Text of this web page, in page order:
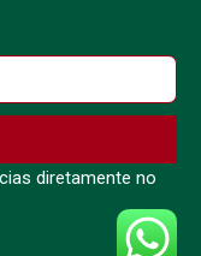
diretamente no